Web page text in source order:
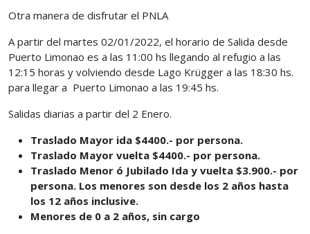
Otra manera de disfrutar el PNLA
A partir del martes 02/01/2022, el horario de Salida desde
Puerto Limonao es a las 11:00 hs llegando al refugio a las
12:15 horas y volviendo desde Lago Krügger a las 18:30 hs.
para llegar a Puerto Limonao a las 19:45 hs.
Salidas diarias a partir del 2 Enero.
Traslado Mayor ida $4400.- por persona.
Traslado Mayor vuelta $4400.- por persona.
Traslado Menor ó Jubilado Ida y vuelta $3.900.- por
persona. Los menores son desde los 2 años hasta
los 12 años inclusive.
Menores de 0 a 2 años, sin cargo